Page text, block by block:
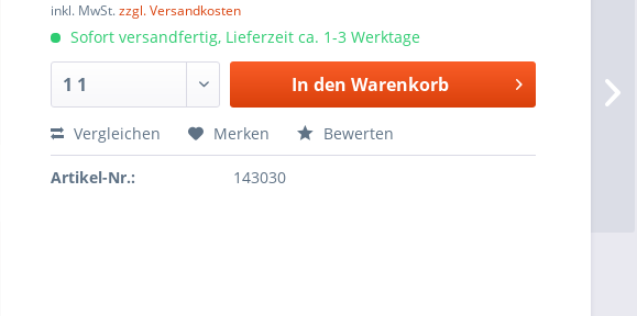
inkl. MwSt.zzgl. Versandkosten
Sofort versandfertig, Lieferzeit ca. 1-3 Werktage
In den Warenkorb
Vergleichen Merken Bewerten
Artikel-Nr.: 143030